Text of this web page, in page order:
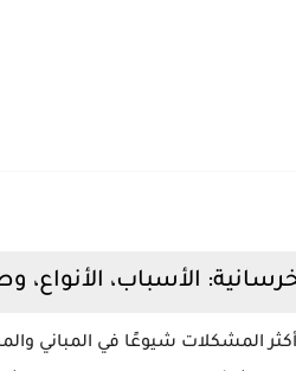
الأسباب، الأنواع،
المشكلات شيوعًا في المباني